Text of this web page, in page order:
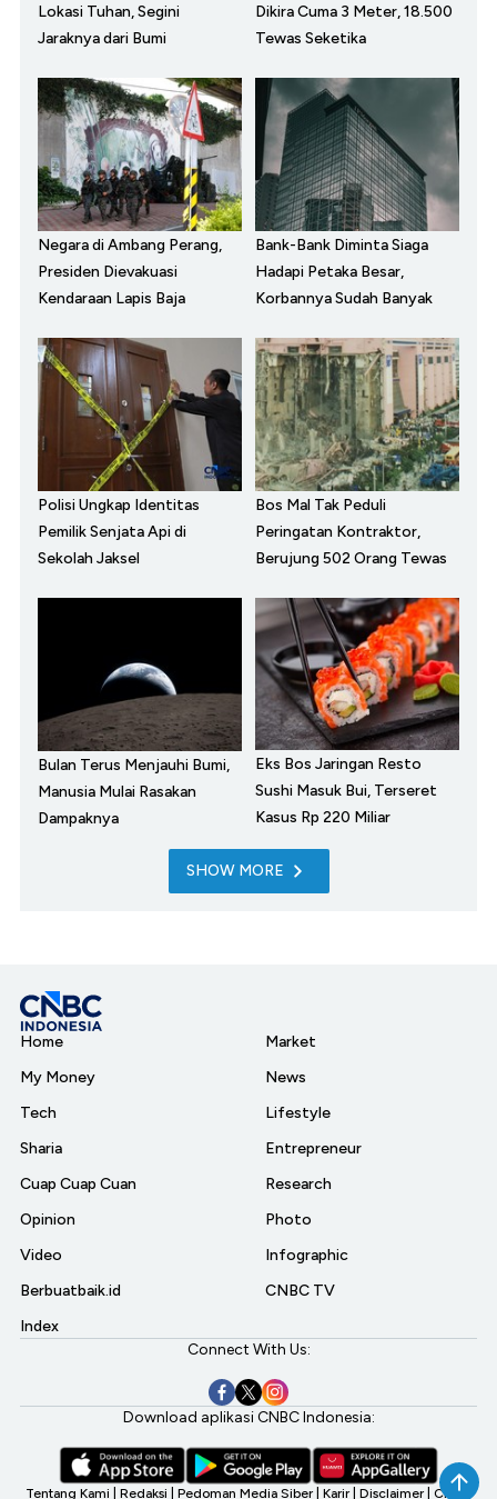
Lokasi Tuhan, Segini
Jaraknya dari Bumi
Dikira Cuma 3 Meter, 18.500
Tewas Seketika
Negara di Ambang Perang,
Presiden Dievakuasi
Kendaraan Lapis Baja
Bank-Bank Diminta Siaga
Hadapi Petaka Besar,
Korbannya Sudah Banyak
Polisi Ungkap Identitas
Pemilik Senjata Api di
Sekolah Jaksel
Bos Mal Tak Peduli
Peringatan Kontraktor,
Berujung 502 Orang Tewas
Bulan Terus Menjauhi Bumi,
Manusia Mulai Rasakan
Dampaknya
Eks Bos Jaringan Resto
Sushi Masuk Bui, Terseret
Kasus Rp 220 Miliar
SHOW MORE
Home
My Money
Tech
Sharia
Cuap Cuap Cuan
Opinion
Video
Berbuatbaik.id
Index
Market
News
Lifestyle
Entrepreneur
Research
Photo
Infographic
CNBC TV
Connect With Us:
Download aplikasi CNBC Indonesia:
Tentang Kami Redaksi Pedoman Media Siber Karir Disclaimer CNBC